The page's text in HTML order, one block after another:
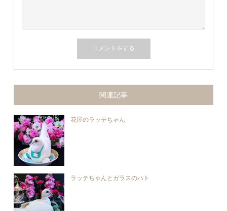
関連記事
花屋のラッテちゃん
ラッテちゃんとガラスのハト